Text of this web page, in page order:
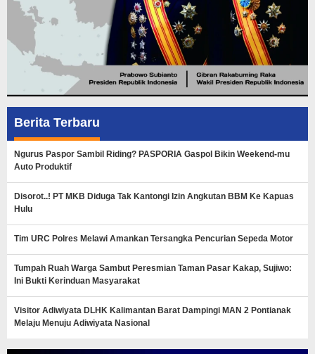
Berita Terbaru
Ngurus Paspor Sambil Riding? PASPORIA Gaspol Bikin Weekend-mu
Auto Produktif
Disorot..! PT MKB Diduga Tak Kantongi Izin Angkutan BBM Ke Kapuas
Hulu
Tim URC Polres Melawi Amankan Tersangka Pencurian Sepeda Motor
Tumpah Ruah Warga Sambut Peresmian Taman Pasar Kakap, Sujiwo:
Ini Bukti Kerinduan Masyarakat
Visitor Adiwiyata DLHK Kalimantan Barat Dampingi MAN 2 Pontianak
Melaju Menuju Adiwiyata Nasional